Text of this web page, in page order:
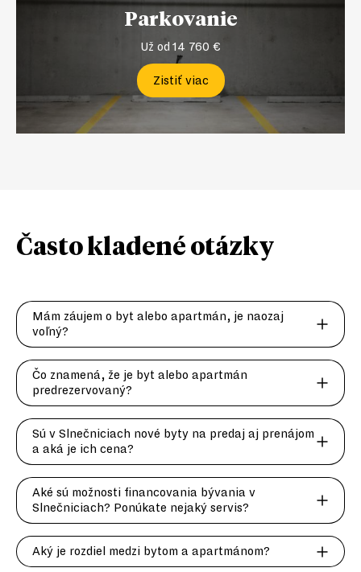
Parkovanie
Už od 14 760 €
Zistiť viac
Často kladenéotázky
Mám záujem o byt alebo apartmán, je naozaj
voľný?
Čo znamená, že je byt alebo apartmán
predrezervovaný?
Sú v Slnečniciach nové byty na predaj aj prenájom
a aká je ich cena?
Aké sú možnosti financovania bývania v
Slnečniciach? Ponúkate nejaký servis?
Aký je rozdiel medzi bytom a apartmánom?